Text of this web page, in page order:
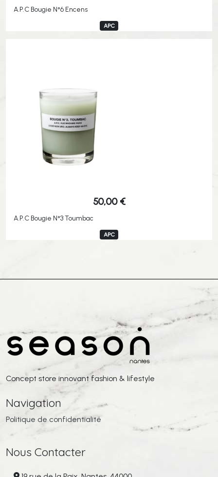
A.P.C Bougie N°6 Encens
APC
50,00 €
A.P.C Bougie N°3 Toumbac
APC
Concept store innovant fashion & lifestyle
Navigation
Politique de confidentialité
Nous Contacter